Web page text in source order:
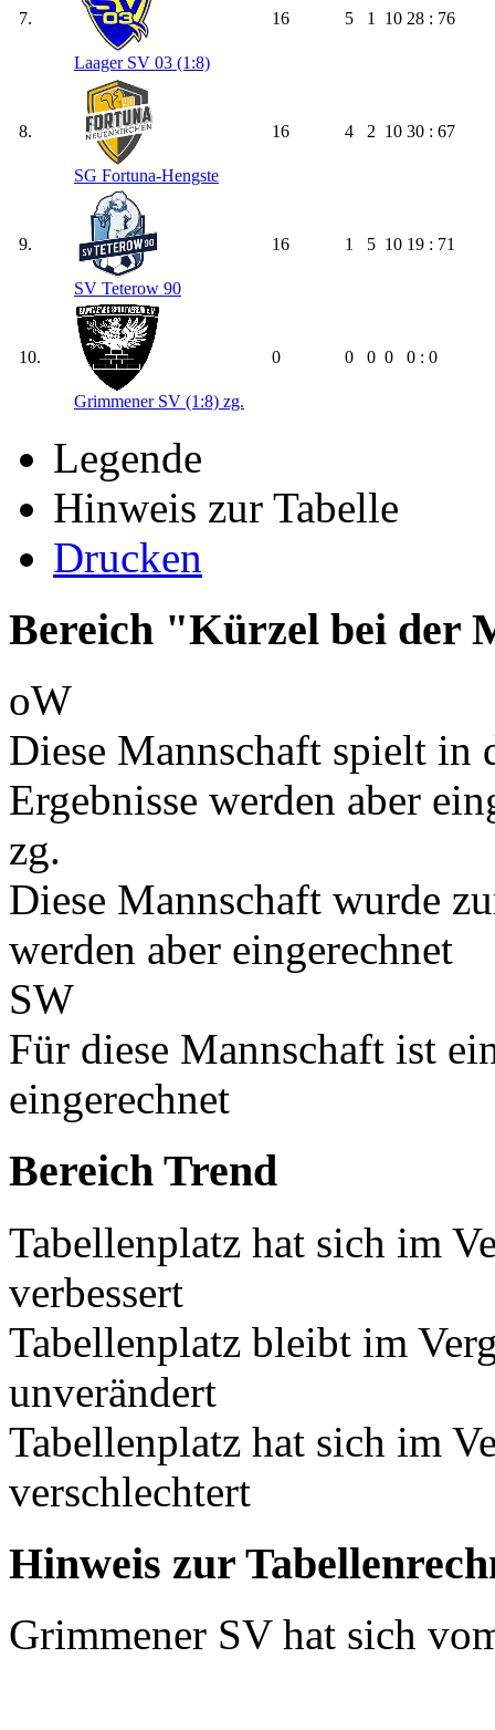
7.
Laager SV 03 (1:8)
16 5 1 10 28 : 76
8.
SG Fortuna-Hengste
16 4 2 10 30 : 67
9.
SV Teterow 90
16 1 5 10 19 : 71
10.
Grimmener SV (1:8) zg.
0 0 0 0 0 : 0
Legende
Hinweis zur Tabelle
Drucken
Bereich "Kürzel bei der
oW
Diese Mannschaft spielt in
Ergebnisse werden aber
zg.
Diese Mannschaft wurde
werden aber eingerechnet
SW
Für diese Mannschaft ist
eingerechnet
Bereich Trend
Tabellenplatz hat sich im
verbessert
Tabellenplatz bleibt im
unverändert
Tabellenplatz hat sich im
verschlechtert
Hinweis zur
Grimmener SV hat sich